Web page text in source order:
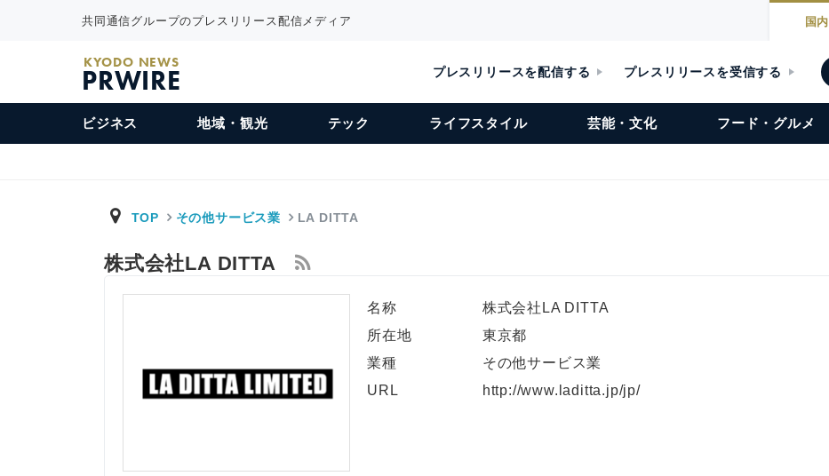
共同通信グループのプレスリリース配信メディア 国内
KYODO NEWS
PRWIRE プレスリリースを配信する プレスリリースを受信する
ビジネス 地域・観光 テック ライフスタイル 芸能・文化 フード・グルメ
TOP その他サービス業 LA DITTA
株式会社LA DITTA
名称
株式会社LA DITTA
所在地
東京都
業種
その他サービス業
URL
http://www.laditta.jp/jp/